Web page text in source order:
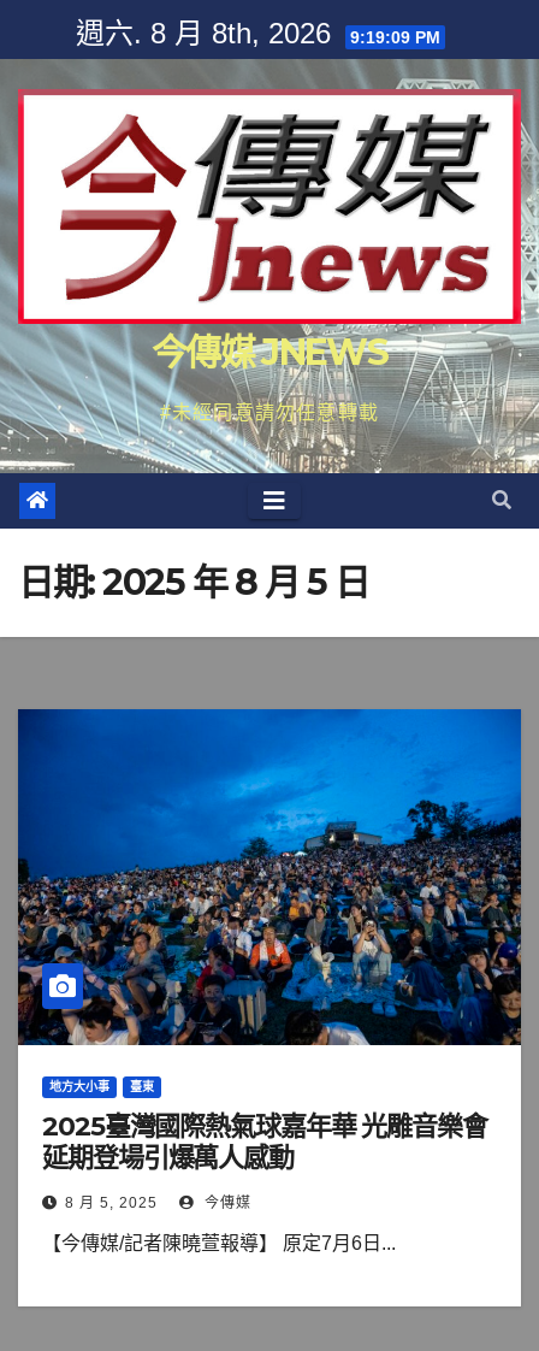
content
週六. 8 月 8th, 2026 9:19:11 PM
今傳媒 JNEWS
#未經同意請勿任意轉載
日期:2025 年 8 月 5 日
地方大小事 臺東
2025臺灣國際熱氣球嘉年華 光雕音樂會
延期登場引爆萬人感動
8 月 5, 2025 今傳媒
【今傳媒/記者陳曉萱報導】 原定7月6日...